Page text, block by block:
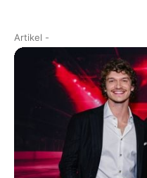
Artikel -